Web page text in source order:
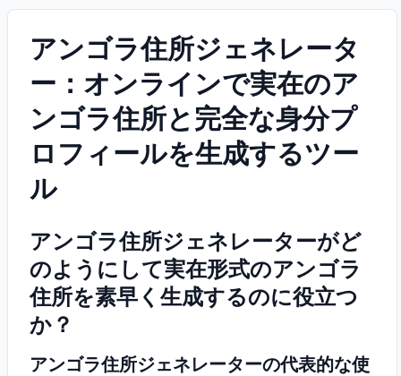
アンゴラ住所ジェネレータ
ー：オンラインで実在のア
ンゴラ住所と完全な身分プ
ロフィールを生成するツー
ル
アンゴラ住所ジェネレーターがど
のようにして実在形式のアンゴラ
住所を素早く生成するのに役立つ
か？
アンゴラ住所ジェネレーターの代表的な使